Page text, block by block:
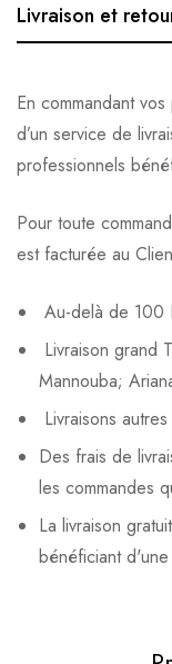
Livraison et
En commandant
d’un service de
professionnels
Pour toute
est facturée au
Au-delà de 100
Livraison grand
Mannouba;
Livraisons
Des frais de
les commandes
La livraison
bénéficiant